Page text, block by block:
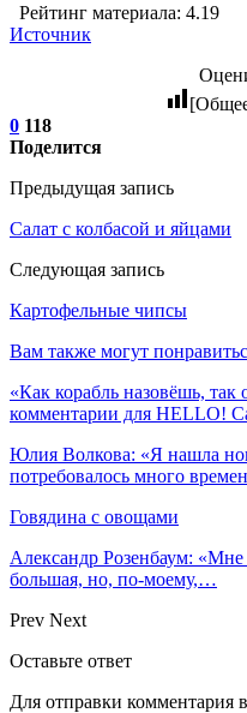
Рейтинг материала: 4.19
Источник
0 118
Поделится
Предыдущая запись
Салат с колбасой и яйцами
Следующая запись
Картофельные чипсы
Вам также могут
«Как корабль назовёшь,
комментарии для HELLO!
Юлия Волкова: «Я нашла
потребовалось много
Говядина с овощами
Александр Розенбаум:
большая, но, по‑моему,…
Prev Next
Оставьте ответ
Для отправки комментария